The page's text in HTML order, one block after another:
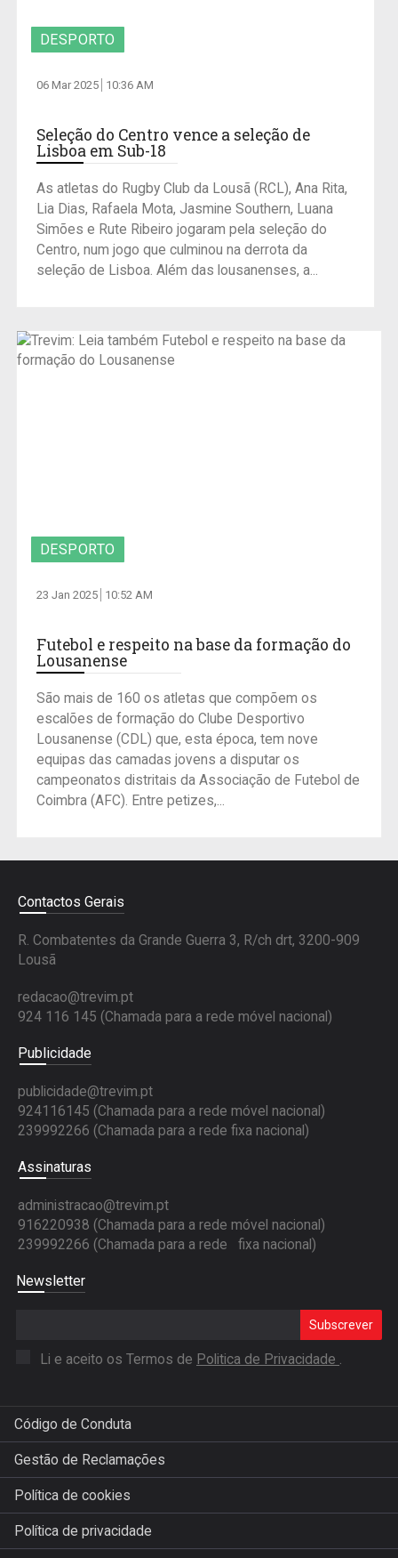
DESPORTO
06 Mar 2025 10:36 AM
Seleção do Centro vence a seleção de
Lisboa em Sub-18
As atletas do Rugby Club da Lousã (RCL), Ana Rita,
Lia Dias, Rafaela Mota, Jasmine Southern, Luana
Simões e Rute Ribeiro jogaram pela seleção do
Centro, num jogo que culminou na derrota da
seleção de Lisboa. Além das lousanenses, a...
DESPORTO
23 Jan 2025 10:52 AM
Futebol e respeito na base da formação do
Lousanense
São mais de 160 os atletas que compõem os
escalões de formação do Clube Desportivo
Lousanense (CDL) que, esta época, tem nove
equipas das camadas jovens a disputar os
campeonatos distritais da Associação de Futebol de
Coimbra (AFC). Entre petizes,...
Contactos Gerais
R. Combatentes da Grande Guerra 3, R/ch drt, 3200-909
Lousã
redacao@trevim.pt
924 116 145 (Chamada para a rede móvel nacional)
Publicidade
publicidade@trevim.pt
924116145 (Chamada para a rede móvel nacional)
239992266 (Chamada para a rede fixa nacional)
Assinaturas
administracao@trevim.pt
916220938 (Chamada para a rede móvel nacional)
239992266 (Chamada para a rede fixa nacional)
Newsletter
Subscrever
Li e aceito os Termos de Politica de Privacidade .
Código de Conduta
Gestão de Reclamações
Política de cookies
Política de privacidade